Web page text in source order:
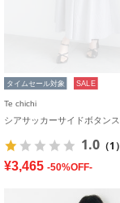
タイムセール対象 SALE
Te chichi
1.0 （1）
¥3,465 -50%OFF-